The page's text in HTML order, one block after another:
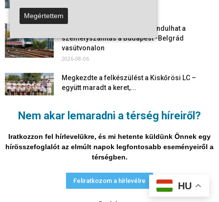
Nem akar lemaradni a térség híreiről?
Iratkozzon fel hírlevelükre, és mi hetente küldünk Önnek egy
hírösszefoglalót az elmúlt napok legfontosabb eseményeiről a
térségben.
Feliratkozom a hírlevélre
2026-08-07
Vitézy Dávid: már ősszel újraindulhat a
személyszállítás a Budapest–Belgrád
vasútvonalon
2026-08-06
Megkezdte a felkészülést a Kiskőrösi LC –
együtt maradt a keret,...
szabadulni a kontinens a...
2026-08-05
Adatvédelmi nyilatkozat Médiaajánlat Impresszum
HU
Megértettem